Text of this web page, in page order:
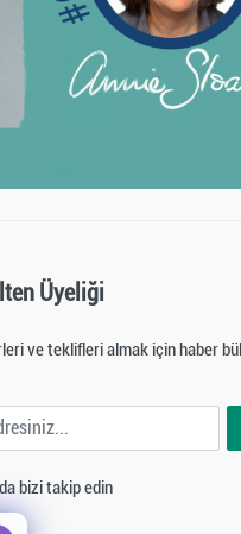
Üyeliği
ve teklifleri almak için haber
bizi takip edin